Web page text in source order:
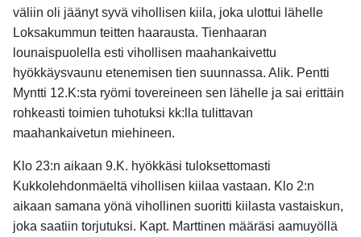
väliin oli jäänyt syvä vihollisen kiila, joka ulottui lähelle
Loksakummun teitten haarausta. Tienhaaran
lounaispuolella esti vihollisen maahankaivettu
hyökkäysvaunu etenemisen tien suunnassa. Alik. Pentti
Myntti 12.K:sta ryömi tovereineen sen lähelle ja sai erittäin
rohkeasti toimien tuhotuksi kk:lla tulittavan
maahankaivetun miehineen.
Klo 23:n aikaan 9.K. hyökkäsi tuloksettomasti
Kukkolehdonmäeltä vihollisen kiilaa vastaan. Klo 2:n
aikaan samana yönä vihollinen suoritti kiilasta vastaiskun,
joka saatiin torjutuksi. Kapt. Marttinen määräsi aamuyöllä